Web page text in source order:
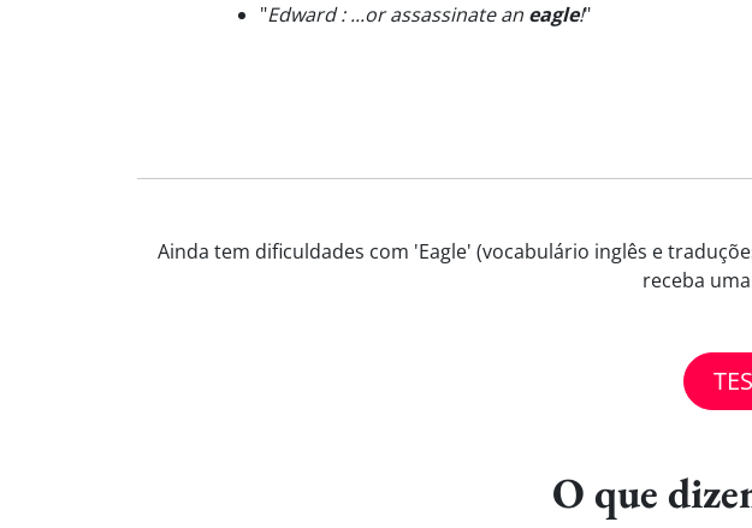
"Edward : ...or assassinate an eagle!"
Ainda tem dificuldades com 'Eagle' (vocabulário inglês e
receba
O que